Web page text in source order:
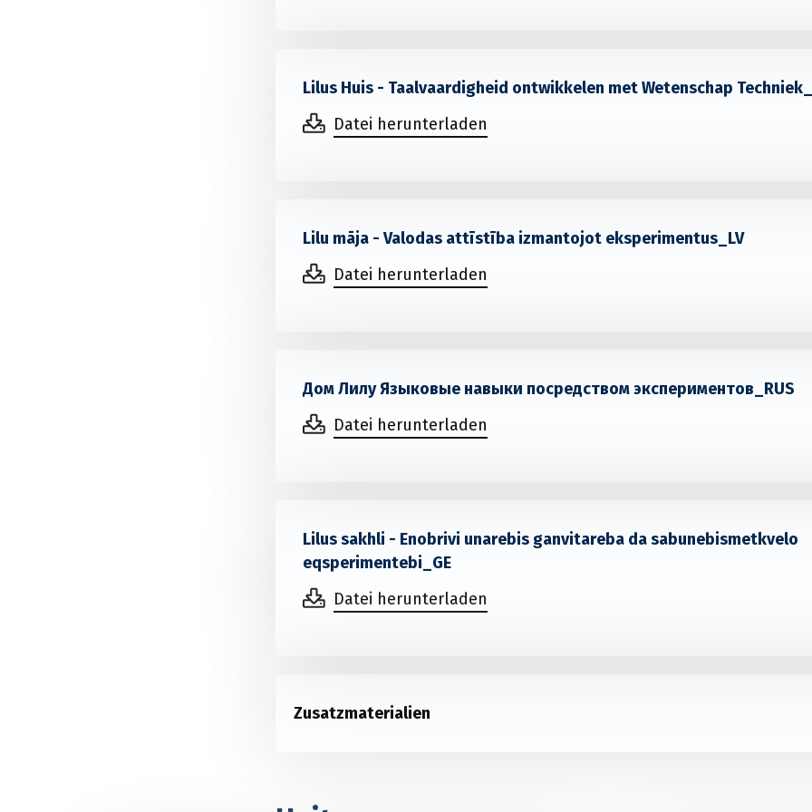
Lilus Huis - Taalvaardigheid ontwikkelen met Wetenschap
Datei herunterladen
Lilu māja - Valodas attīstība izmantojot eksperimentus_LV
Datei herunterladen
Дом Лилу Языковые навыки посредством экспериментов_RUS
Datei herunterladen
Lilus sakhli - Enobrivi unarebis ganvitareba da sabunebismetkvelo
eqsperimentebi_GE
Datei herunterladen
Zusatzmaterialien